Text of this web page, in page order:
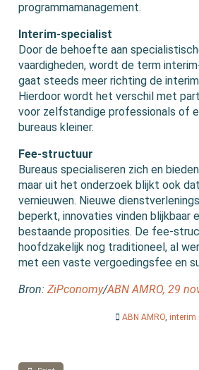
programmamanagement.
Interim-specialist
Door de behoefte aan
vaardigheden, wordt de term
gaat steeds meer richting de
Hierdoor wordt het verschil met
voor zelfstandige professionals of
bureaus kleiner.
Fee-structuur
Bureaus specialiseren zich en
maar uit het onderzoek blijkt ook
vernieuwen. Nieuwe
beperkt, innovaties vinden blijkbaar
bestaande proposities. De fee-
hoofdzakelijk nog traditioneel, al
met een vaste vergoedingsfee en
Bron:ZiPconomy/ABN AMRO, 29
ABN AMRO, interim